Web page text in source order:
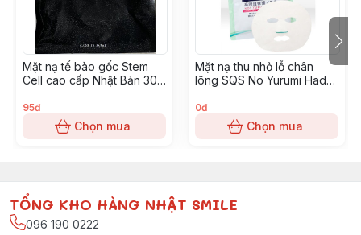
Mặt nạ tế bào gốc Stem
Cell cao cấp Nhật Bản 30
95đ
Chọn mua
Mặt nạ thu nhỏ lỗ chân
lông SQS No Yurumi Hada-
0đ
Chọn mua
TỔNG KHO HÀNG NHẬT SMILE
096 190 0222